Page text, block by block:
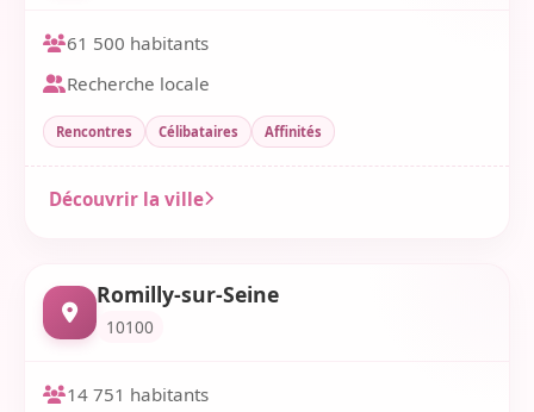
61 500 habitants
Recherche locale
Rencontres Célibataires Affinités
Découvrir la ville
Romilly-sur-Seine
10100
14 751 habitants